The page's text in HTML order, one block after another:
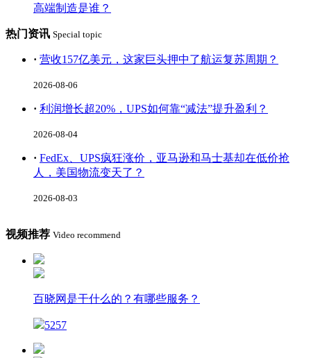
高端制造是谁？
热门资讯 Special topic
· 营收157亿美元，这家巨头押中了航运复苏周期？
2026-08-06
· 利润增长超20%，UPS如何靠“减法”提升盈利？
2026-08-04
· FedEx、UPS疯狂涨价，亚马逊和马士基却在低价抢
人，美国物流变天了？
2026-08-03
视频推荐 Video recommend
百晓网是干什么的？有哪些服务？
5257